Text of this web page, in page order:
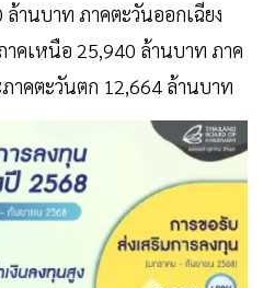
านบาท ภาคตะวันออกเฉียง
คเหนือ 25,940 ล้านบาท ภาค
าคตะวันตก 12,664 ล้านบาท